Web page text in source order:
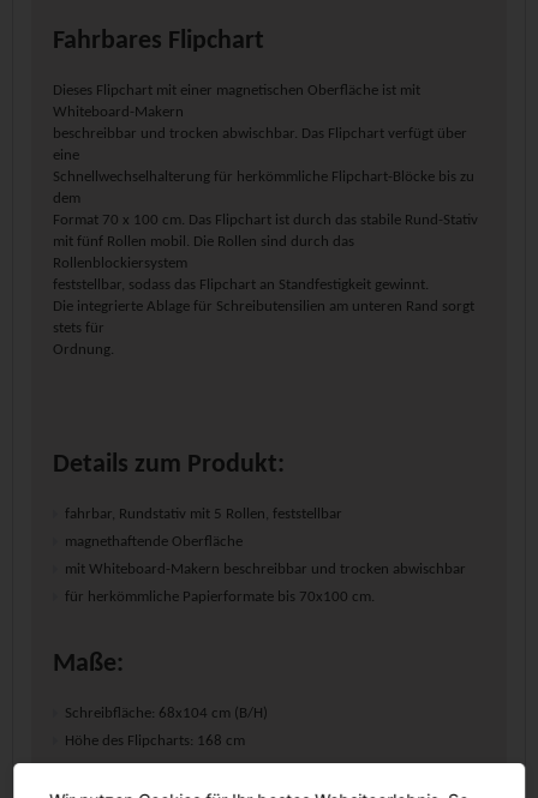
Fahrbares Flipchart
Dieses Flipchart mit einer magnetischen Oberfläche ist mit
Whiteboard-Makern
beschreibbar und trocken abwischbar. Das Flipchart verfügt über
eine
Schnellwechselhalterung für herkömmliche Flipchart-Blöcke bis zu
dem
Format 70 x 100 cm. Das Flipchart ist durch das stabile Rund-Stativ
mit fünf Rollen mobil. Die Rollen sind durch das
Rollenblockiersystem
feststellbar, sodass das Flipchart an Standfestigkeit gewinnt.
Die integrierte Ablage für Schreibutensilien am unteren Rand sorgt
stets für
Ordnung.
Details zum Produkt:
fahrbar, Rundstativ mit 5 Rollen, feststellbar
magnethaftende Oberfläche
mit Whiteboard-Makern beschreibbar und trocken abwischbar
für herkömmliche Papierformate bis 70x100 cm.
Maße:
Schreibfläche: 68x104 cm (B/H)
Höhe des Flipcharts: 168 cm